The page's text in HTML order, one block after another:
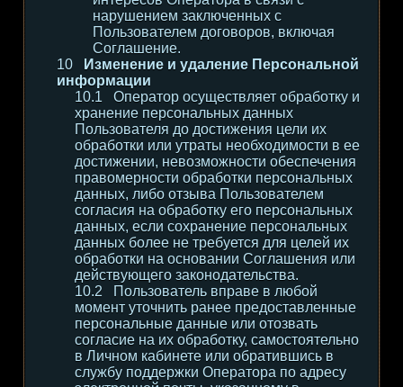
нарушением заключенных с
Пользователем договоров, включая
Соглашение.
Изменение и удаление Персональной
информации
Оператор осуществляет обработку и
хранение персональных данных
Пользователя до достижения цели их
обработки или утраты необходимости в ее
достижении, невозможности обеспечения
правомерности обработки персональных
данных, либо отзыва Пользователем
согласия на обработку его персональных
данных, если сохранение персональных
данных более не требуется для целей их
обработки на основании Соглашения или
действующего законодательства.
Пользователь вправе в любой
момент уточнить ранее предоставленные
персональные данные или отозвать
согласие на их обработку, самостоятельно
в Личном кабинете или обратившись в
службу поддержки Оператора по адресу